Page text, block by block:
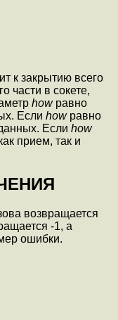
к закрытию всего
части в сокете,
howравно
Если howравно
Если how
прием, так и
возвращается
-1, а
ошибки.